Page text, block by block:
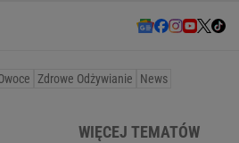
Zdrowe Odżywianie News
WIĘCEJ TEMATÓW